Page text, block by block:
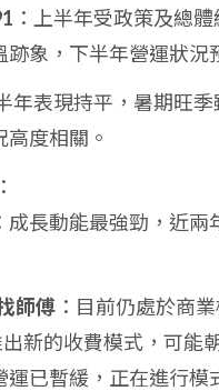
：上半年受政策及總
跡象，下半年營運狀況
年表現持平，暑期旺
度相關。
：
成長動能最強勁，近兩
師傅 ：目前仍處於商
新的收費模式，可能
運已暫緩，正在進行模